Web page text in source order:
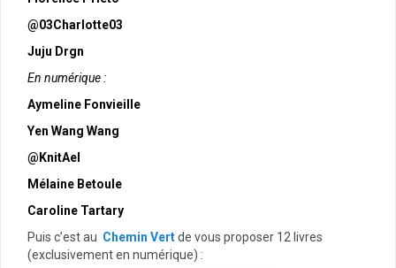
@03Charlotte03
Juju Drgn
En numérique :
Aymeline Fonvieille
Yen Wang Wang
@KnitAel
Mélaine Betoule
Caroline Tartary
Puis c’est au Chemin Vertde vous proposer 12 livres
(exclusivement en numérique) :